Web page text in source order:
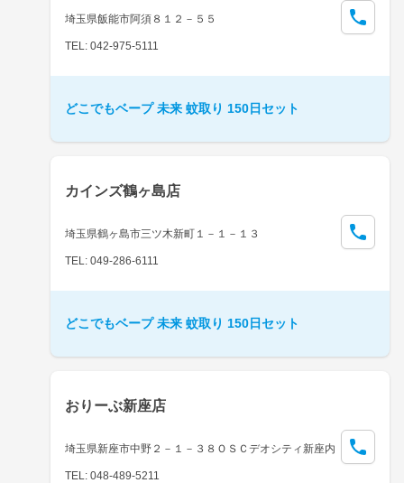
埼玉県飯能市阿須８１２－５５
TEL: 042-975-5111
どこでもベープ 未来 蚊取り 150日セット
カインズ鶴ヶ島店
埼玉県鶴ヶ島市三ツ木新町１－１－１３
TEL: 049-286-6111
どこでもベープ 未来 蚊取り 150日セット
おりーぶ新座店
埼玉県新座市中野２－１－３８ＯＳＣデオシティ新座内
TEL: 048-489-5211